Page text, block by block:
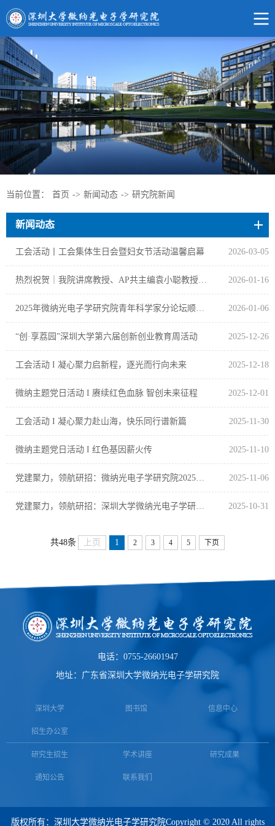
当前位置： 首页 -> 新闻动态 -> 研究院新闻
新闻动态
2026-03-05
工会活动丨工会集体生日会暨妇女节活动温馨启幕
2026-01-16
热烈祝贺｜我院讲席教授、AP共主编袁小聪教授荣获2026年度SPIE Directors' Award
2026-01-06
2025年微纳光电子学研究院青年科学家分论坛顺利召开
2025-12-26
“创·享荔园”深圳大学第六届创新创业教育周活动
2025-12-18
工会活动 I 凝心聚力启新程，逐光而行向未来
2025-12-01
微纳主题党日活动 I 赓续红色血脉 智创未来征程
2025-11-30
工会活动 I 凝心聚力赴山海，快乐同行谱新篇
2025-11-10
微纳主题党日活动 I 红色基因薪火传
2025-11-06
党建聚力，领航研招：微纳光电子学研究院2025年研招宣传活动总结
2025-10-31
党建聚力，领航研招：深圳大学微纳光电子学研究院赴河北工业大学开展研究生招生宣讲及学术交流
共48条 上页 1 2 3 4 5 下页
电话：0755-26601947
地址：广东省深圳大学微纳光电子学研究院
深圳大学 图书馆 信息中心
招生办公室
研究生招生 学术讲座 研究成果
通知公告 联系我们
版权所有： 深圳大学微纳光电子学研究院Copyright © 2020 All rights